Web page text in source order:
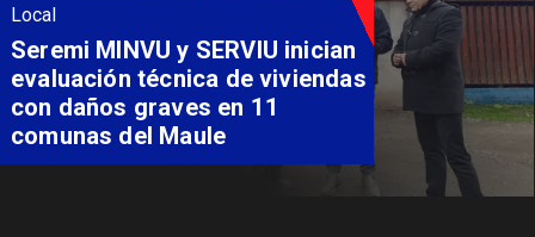
Local
Fondo Orasmi entrega apoyo a
familia de Romeral para
costear alimentación
especializada de niño con
Síndrome de Intestino Corto